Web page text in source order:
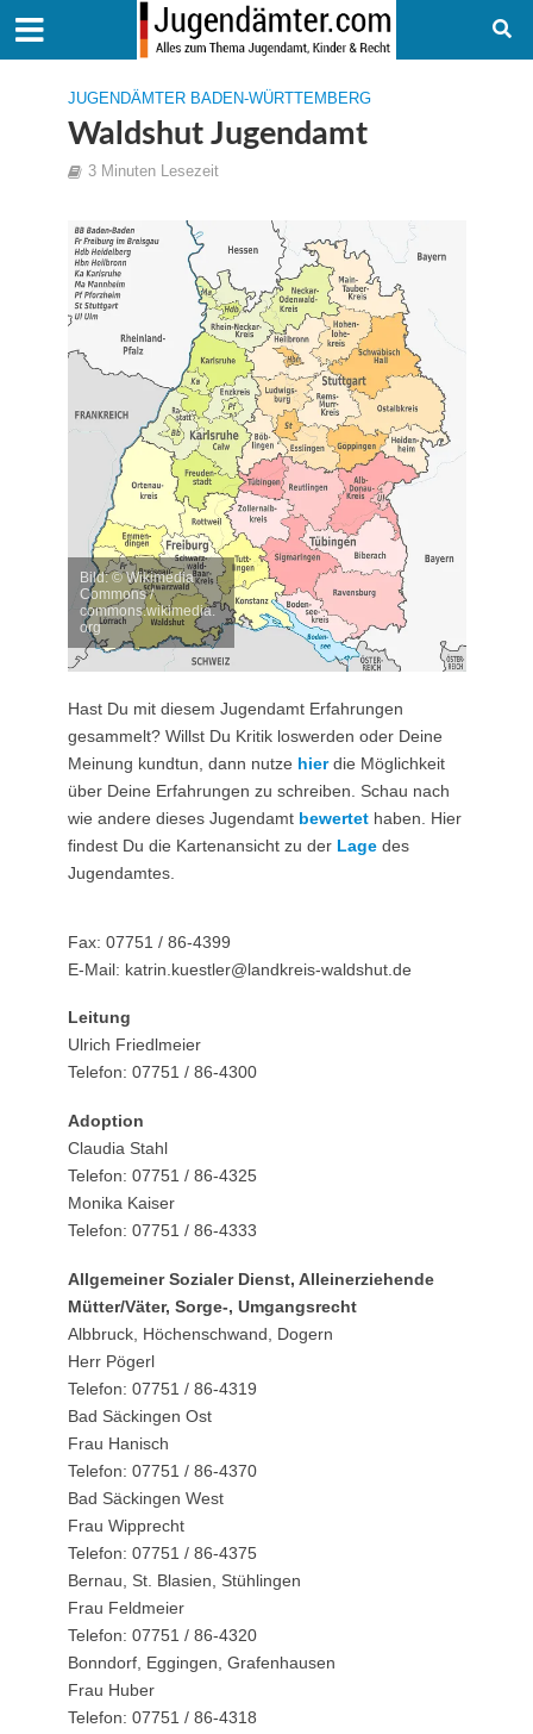
JUGENDÄMTER BADEN-WÜRTTEMBERG
Waldshut Jugendamt
3 Minuten Lesezeit
Bild: © Wikimedia
Commons /
commons.wikimedia.
org
Hast Du mit diesem Jugendamt Erfahrungen
gesammelt? Willst Du Kritik loswerden oder Deine
Meinung kundtun, dann nutze hierdie Möglichkeit
über Deine Erfahrungen zu schreiben. Schau nach
wie andere dieses Jugendamt bewertethaben. Hier
findest Du die Kartenansicht zu der Lagedes
Jugendamtes.
Fax: 07751 / 86-4399
E-Mail: katrin.kuestler@landkreis-waldshut.de
Leitung
Ulrich Friedlmeier
Telefon: 07751 / 86-4300
Adoption
Claudia Stahl
Telefon: 07751 / 86-4325
Monika Kaiser
Telefon: 07751 / 86-4333
Allgemeiner Sozialer Dienst, Alleinerziehende
Mütter/Väter, Sorge-, Umgangsrecht
Albbruck, Höchenschwand, Dogern
Herr Pögerl
Telefon: 07751 / 86-4319
Bad Säckingen Ost
Frau Hanisch
Telefon: 07751 / 86-4370
Bad Säckingen West
Frau Wipprecht
Telefon: 07751 / 86-4375
Bernau, St. Blasien, Stühlingen
Frau Feldmeier
Telefon: 07751 / 86-4320
Bonndorf, Eggingen, Grafenhausen
Frau Huber
Telefon: 07751 / 86-4318